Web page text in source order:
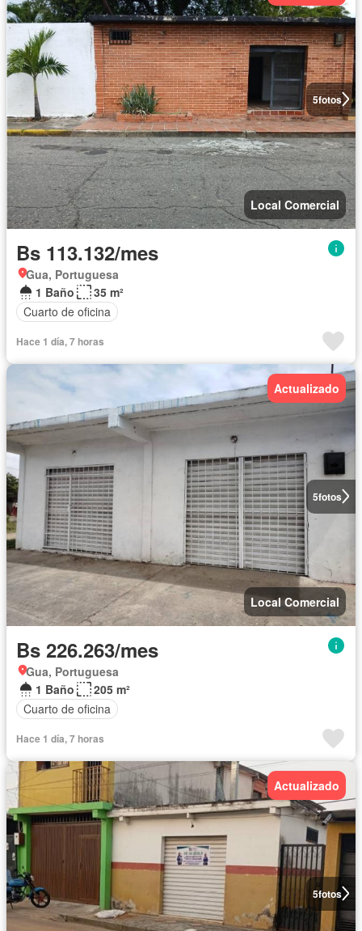
5fotos
Local Comercial
Bs 113.132/mes
Gua, Portuguesa
1 Baño
35 m²
Cuarto de oficina
Hace 1 día, 7 horas
5fotos
Actualizado
Local Comercial
Bs 226.263/mes
Gua, Portuguesa
1 Baño
205 m²
Cuarto de oficina
Hace 1 día, 7 horas
5fotos
Actualizado